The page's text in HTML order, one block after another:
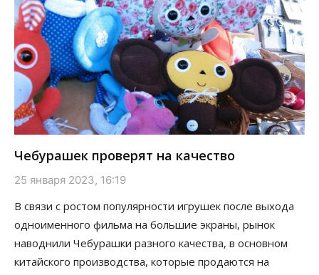
Чебурашек проверят на качество
25 января 2023, 16:19
В связи с ростом популярности игрушек после выхода
одноименного фильма на большие экраны, рынок
наводнили Чебурашки разного качества, в основном
китайского производства, которые продаются на